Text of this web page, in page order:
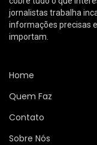
jornalistas trabalha
informações precisas
importam.
Home
Quem Faz
Contato
Sobre Nós